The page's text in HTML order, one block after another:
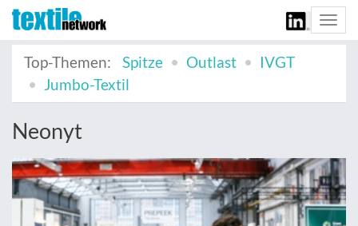
Top-Themen:
Spitze Outlast
IVGT
Jumbo-Textil
Neonyt